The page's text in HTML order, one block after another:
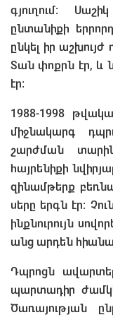
գյուղում:
ընտանիքի
ընկել իր
Տան փոքրն էր, և
էր։
1988-1998
միջնակարգ
շարժման
հայրենիքի
զինամթերք
սերը երգն էր։
ինքնուրույն
անց արդեն
Դպրոցն
պարտադիր
Ծառայության